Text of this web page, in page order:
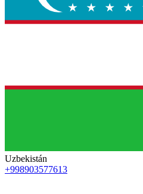
Uzbekistán
+998903577613